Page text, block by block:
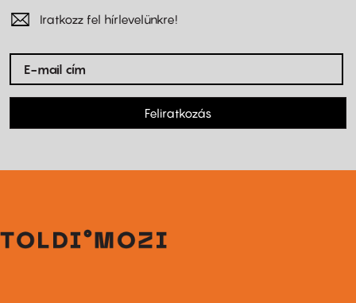
Iratkozz fel hírlevelünkre!
Feliratkozás